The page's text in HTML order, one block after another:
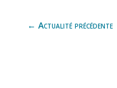
← Actualité précédente